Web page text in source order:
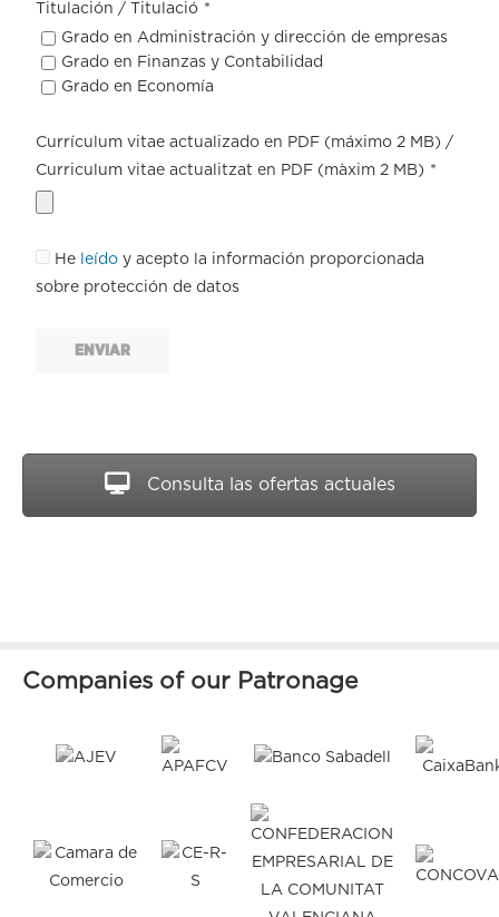
Titulación / Titulació *
Grado en Administración y dirección de empresas
Grado en Finanzas y Contabilidad
Grado en Economía
Currículum vitae actualizado en PDF (máximo 2 MB) /
Curriculum vitae actualitzat en PDF (màxim 2 MB) *
He leído y acepto la información proporcionada
sobre protección de datos
ENVIAR
Consulta las ofertas actuales
Companies of our Patronage